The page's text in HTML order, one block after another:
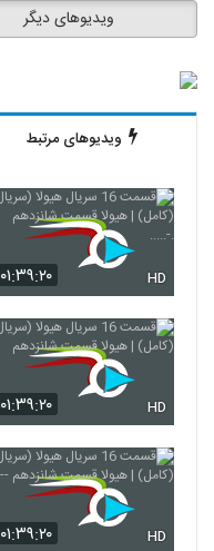
ویدیوهای دیگر
ویدیوهای مرتبط
۰۱:۳۹:۲۰ HD
۰۱:۳۹:۲۰ HD
۰۱:۳۹:۲۰ HD